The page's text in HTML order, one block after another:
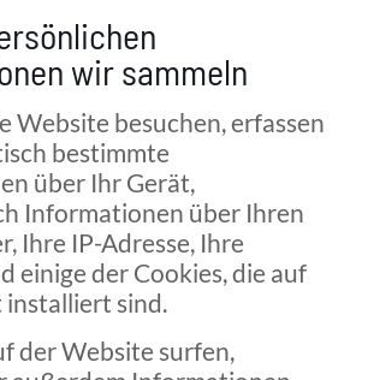
wir sammeln
Website besuchen, erfassen
bestimmte
über Ihr Gerät,
Informationen über Ihren
Ihre IP-Adresse, Ihre
einige der Cookies, die auf
installiert sind.
der Website surfen,